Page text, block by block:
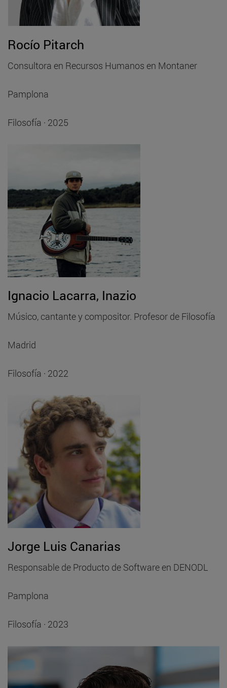
Rocío Pitarch
Consultora en Recursos Humanos en Montaner
Pamplona
Filosofía · 2025
Ignacio Lacarra, Inazio
Músico, cantante y compositor. Profesor de Filosofía
Madrid
Filosofía · 2022
Jorge Luis Canarias
Responsable de Producto de Software en DENODL
Pamplona
Filosofía · 2023